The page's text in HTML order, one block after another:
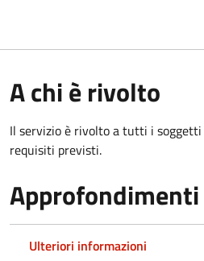
A chi è rivolto
Il servizio è rivolto a tutti i
requisiti previsti.
Approfondimenti
Ulteriori informazioni